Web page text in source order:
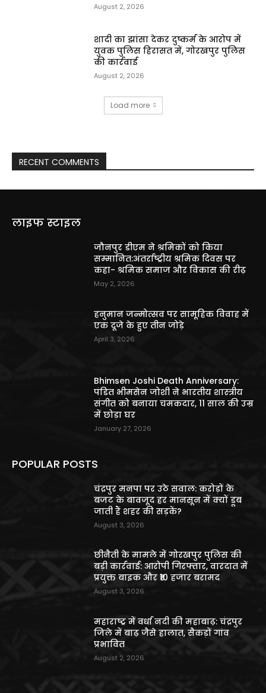
August 2, 2026
शादी का झांसा देकर दुष्कर्म के आरोप में
युवक पुलिस हिरासत में, गोरखपुर पुलिस
की कार्रवाई
August 2, 2026
Load more
RECENT COMMENTS
लाइफ स्टाइल
जौनपुर डीएम ने श्रमिकों को किया
सम्मानित:अंतर्राष्ट्रीय श्रमिक दिवस पर
कहा- श्रमिक समाज और विकास की रीढ़
May 2, 2026
हनुमान जन्मोत्सव पर सामूहिक विवाह में
एक दूजे के हुए तीन जोड़े
April 3, 2026
Bhimsen Joshi Death Anniversary:
पंडित भीमसेन जोशी ने भारतीय शास्त्रीय
संगीत को बनाया चमकदार, 11 साल की उम्र
में छोड़ा घर
January 27, 2026
POPULAR POSTS
चंद्रपुर मनपा पर उठे सवाल: करोड़ों के
बजट के बावजूद हर मानसून में क्यों डूब
जाती हैं शहर की सड़कें?
August 3, 2026
छीनैती के मामले में गोरखपुर पुलिस की
बड़ी कार्रवाई: आरोपी गिरफ्तार, वारदात में
प्रयुक्त बाइक और ₹10 हजार बरामद
August 3, 2026
महाराष्ट्र में वर्धा नदी की महाबाढ़: चंद्रपुर
जिले में बाढ़ जैसे हालात, सैकड़ों गांव
प्रभावित
August 2, 2026